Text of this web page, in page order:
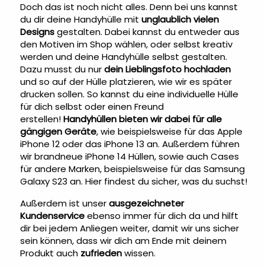
Doch das ist noch nicht alles. Denn bei uns kannst
du dir deine Handyhülle mit unglaublich vielen
Designsgestalten. Dabei kannst du entweder aus
den Motiven im Shop wählen, oder selbst kreativ
werden und deine Handyhülle selbst gestalten.
Dazu musst du nurdein Lieblingsfoto hochladen
und so auf der Hülle platzieren, wie wir es später
drucken sollen. So kannst du eine individuelle Hülle
für dich selbst oder einen Freund
erstellen!Handyhüllen bieten wir dabei für alle
gängigen Geräte, wie beispielsweise für das Apple
iPhone 12 oder das iPhone 13 an. Außerdem führen
wir brandneue iPhone 14 Hüllen, sowie auch Cases
für andere Marken, beispielsweise für das Samsung
Galaxy S23 an. Hier findest du sicher, was du suchst!
Außerdem ist unserausgezeichneter
Kundenserviceebenso immer für dich da und hilft
dir bei jedem Anliegen weiter, damit wir uns sicher
sein können, dass wir dich am Ende mit deinem
Produkt auch zufriedenwissen.